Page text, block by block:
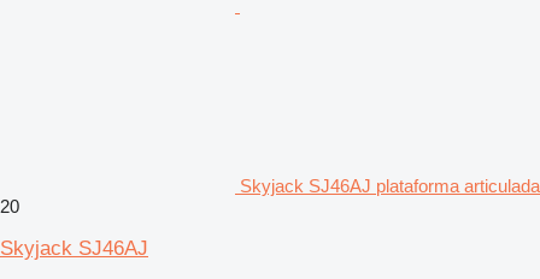
Skyjack SJ46AJ plataforma articulada
20
Skyjack SJ46AJ